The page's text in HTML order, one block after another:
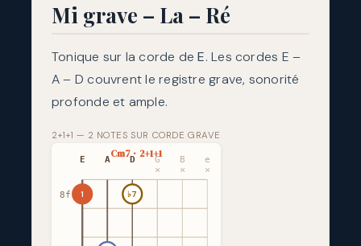
Mi grave – La – Ré
Tonique sur la corde deE. Les cordes E –
A – D couvrent le registre grave, sonorité
profonde et ample.
2+1+1 — 2 NOTES SUR CORDE GRAVE
Cm7 · 2+1+1
8fr
E A D G B e
× × ×
1 ♭7